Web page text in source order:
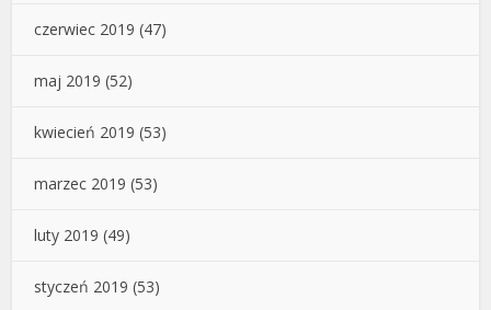
czerwiec 2019 (47)
maj 2019 (52)
kwiecień 2019 (53)
marzec 2019 (53)
luty 2019 (49)
styczeń 2019 (53)